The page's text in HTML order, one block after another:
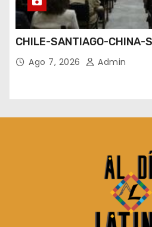
CHILE-SANTIAGO-CHINA-
Ago 7, 2026 Admin